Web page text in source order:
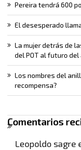
Pereira tendrá 600
El desesperado
La mujer detrás de
del POT al futuro del
Los nombres del
recompensa?
Comentarios
Leopoldo sagre